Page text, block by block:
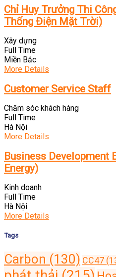
Chỉ Huy Trưởng Thi
Thống Điện Mặt Trời)
Xây dựng
Full Time
Miền Bắc
More Details
Customer Service Staff
Chăm sóc khách hàng
Full Time
Hà Nội
More Details
Business Development
Energy)
Kinh doanh
Full Time
Hà Nội
More Details
Tags
Carbon (130) CC47